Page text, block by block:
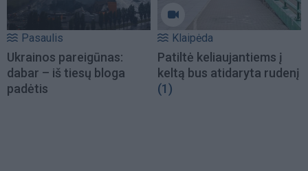
Pasaulis
Ukrainos pareigūnas:
dabar – iš tiesų bloga
padėtis
Klaipėda
Patiltė keliaujantiems į
keltą bus atidaryta rudenį
(1)